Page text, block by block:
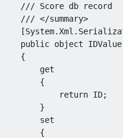
/// Score db record
/// </summary>
[System.Xml .
public object
IDValue
{
get
{
return ID;
}
set
{